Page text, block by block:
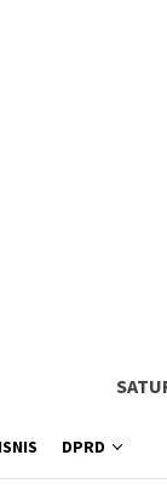
DPRD